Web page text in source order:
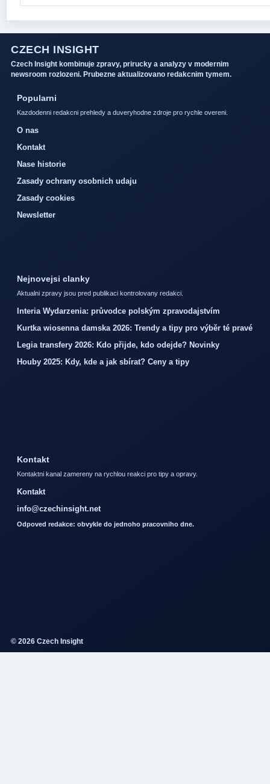
CZECH INSIGHT
Czech Insight kombinuje zpravy, prirucky a analyzy v modernim
newsroom rozlozeni. Prubezne aktualizovano redakcnim tymem.
Popularni
Kazdodenni redakcni prehledy a duveryhodne zdroje pro rychle overeni.
O nas
Kontakt
Nase historie
Zasady ochrany osobnich udaju
Zasady cookies
Newsletter
Nejnovejsi clanky
Aktualni zpravy jsou pred publikaci kontrolovany redakci.
Interia Wydarzenia: průvodce polským zpravodajstvím
Kurtka wiosenna damska 2026: Trendy a tipy pro výběr té pravé
Legia transfery 2026: Kdo přijde, kdo odejde? Novinky
Houby 2025: Kdy, kde a jak sbírat? Ceny a tipy
Kontakt
Kontaktni kanal zamereny na rychlou reakci pro tipy a opravy.
Kontakt
info@czechinsight.net
Odpoved redakce: obvykle do jednoho pracovniho dne.
© 2026 Czech Insight